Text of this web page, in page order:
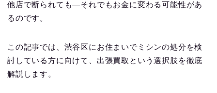
他店で断られても—それでもお金に変わる可能性があ
るのです。
この記事では、渋谷区にお住まいでミシンの処分を検
討している方に向けて、出張買取という選択肢を徹底
解説します。